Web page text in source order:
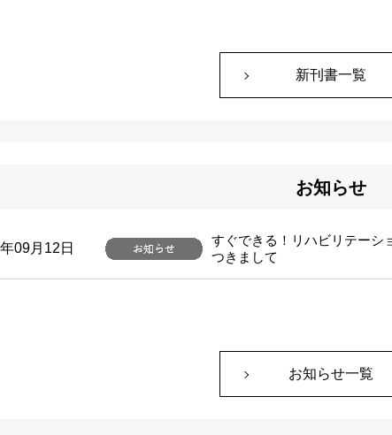
新刊書一覧
お知らせ
09月12日
すぐできる！リハビリテーシ
つきまして
お知らせ一覧